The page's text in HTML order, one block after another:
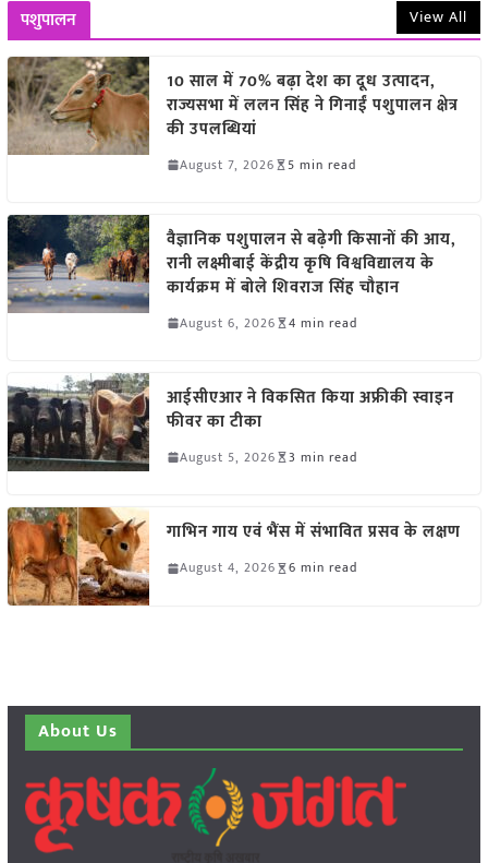
पशुपालन View All
10 साल में 70% बढ़ा देश का दूध उत्पादन,
राज्यसभा में ललन सिंह ने गिनाईं पशुपालन क्षेत्र
की उपलब्धियां
August 7, 2026 5 min read
वैज्ञानिक पशुपालन से बढ़ेगी किसानों की आय,
रानी लक्ष्मीबाई केंद्रीय कृषि विश्वविद्यालय के
कार्यक्रम में बोले शिवराज सिंह चौहान
August 6, 2026 4 min read
आईसीएआर ने विकसित किया अफ्रीकी स्वाइन
फीवर का टीका
August 5, 2026 3 min read
गाभिन गाय एवं भैंस में संभावित प्रसव के लक्षण
August 4, 2026 6 min read
About Us